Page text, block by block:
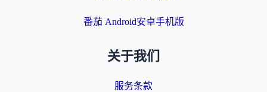
番茄 Android安卓手机版
关于我们
服务条款